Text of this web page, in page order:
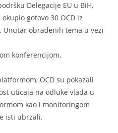
Delegacije EU u BiH,
gotovo 30 OCD iz
Unutar obrađenih tema u vezi
konferencijom,
OCD su pokazali
uticaja na odluke vlada u
kao i monitoringom
isti ubrzali.